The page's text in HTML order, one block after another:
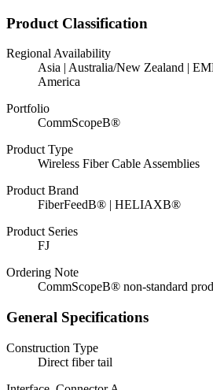
Product Classification
Regional Availability
Asia | Australia/New Zealand |
America
Portfolio
CommScopeВ®
Product Type
Wireless Fiber Cable Assemblies
Product Brand
FiberFeedВ® | HELIAXВ®
Product Series
FJ
Ordering Note
CommScopeВ® non-standard
General Specifications
Construction Type
Direct fiber tail